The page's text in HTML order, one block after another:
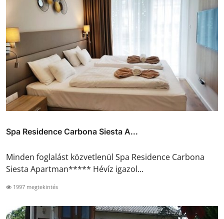
Spa Residence Carbona Siesta A...
Minden foglalást közvetlenül Spa Residence Carbona
Siesta Apartman***** Hévíz igazol...
1997 megtekintés